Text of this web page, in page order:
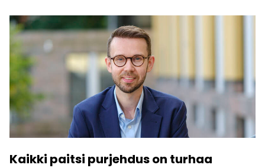
Kaikki paitsi purjehdus on turhaa